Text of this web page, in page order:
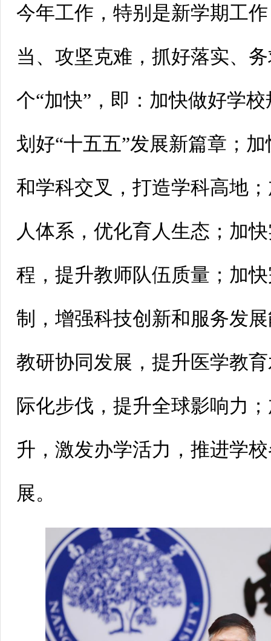
今年工作，特别是新学期工
当、攻坚克难，抓好落实、
个“加快”，即：加快做好学
划好“十五五”发展新篇章；
和学科交叉，打造学科高地
人体系，优化育人生态；加
程，提升教师队伍质量；加
制，增强科技创新和服务发
教研协同发展，提升医学教
际化步伐，提升全球影响力
升，激发办学活力，推进学
展。